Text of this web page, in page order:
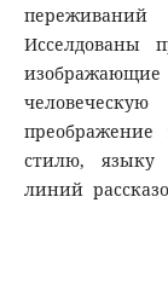
Исселдованы
стилю, языку
линий